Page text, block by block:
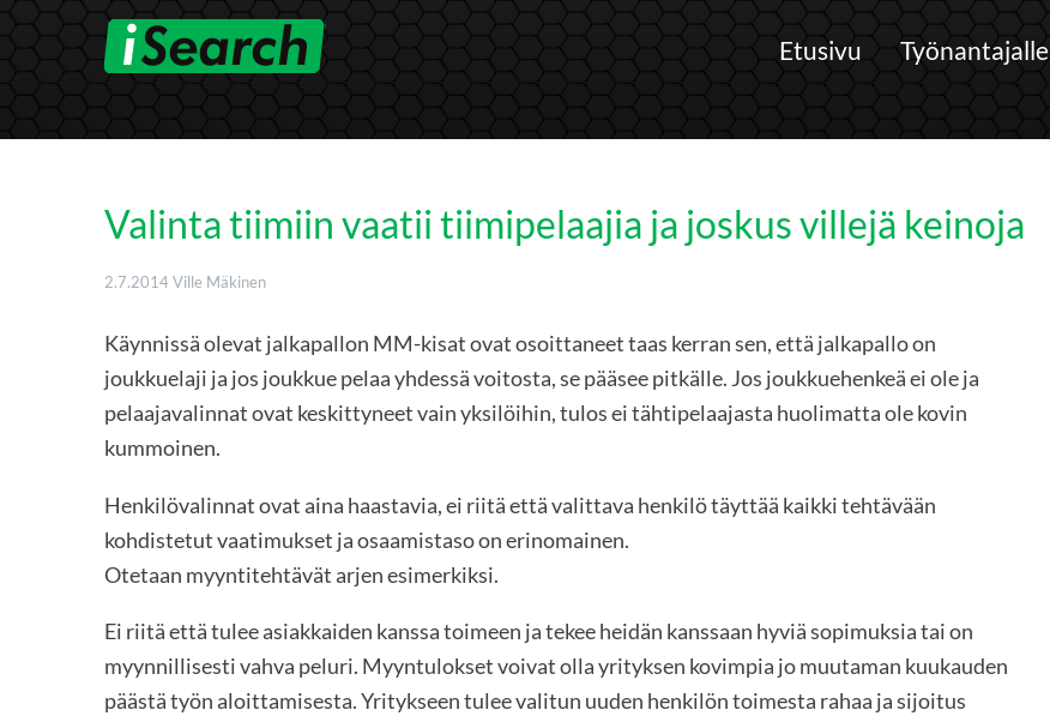
Skip
Etusivu Työnantajalle
Valinta tiimiin vaatii tiimipelaajia ja joskus villejä keinoja
2.7.2014 Ville Mäkinen
Käynnissä olevat jalkapallon MM-kisat ovat osoittaneet taas kerran sen, että jalkapallo on
joukkuelaji ja jos joukkue pelaa yhdessä voitosta, se pääsee pitkälle. Jos joukkuehenkeä ei ole ja
pelaajavalinnat ovat keskittyneet vain yksilöihin, tulos ei tähtipelaajasta huolimatta ole kovin
kummoinen.
Henkilövalinnat ovat aina haastavia, ei riitä että valittava henkilö täyttää kaikki tehtävään
kohdistetut vaatimukset ja osaamistaso on erinomainen.
Otetaan myyntitehtävät arjen esimerkiksi.
Ei riitä että tulee asiakkaiden kanssa toimeen ja tekee heidän kanssaan hyviä sopimuksia tai on
myynnillisesti vahva peluri. Myyntulokset voivat olla yrityksen kovimpia jo muutaman kuukauden
päästä työn aloittamisesta. Yritykseen tulee valitun uuden henkilön toimesta rahaa ja sijoitus